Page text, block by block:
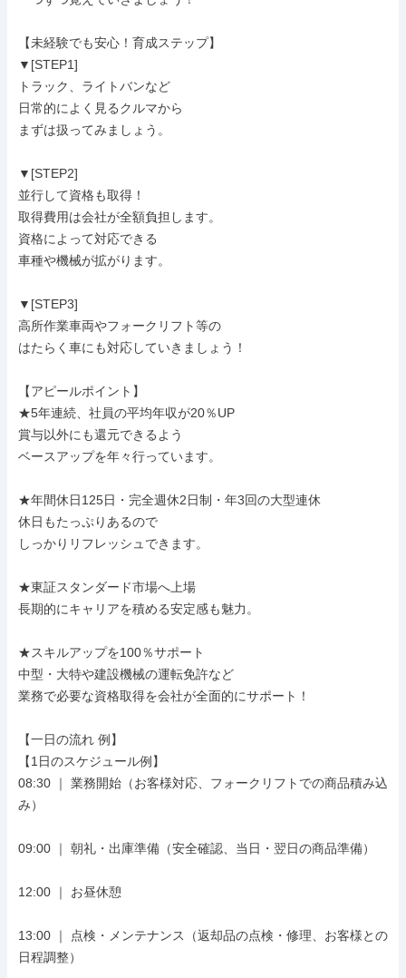
【未経験でも安心！育成ステップ】
▼[STEP1]
トラック、ライトバンなど
日常的によく見るクルマから
まずは扱ってみましょう。
▼[STEP2]
並行して資格も取得！
取得費用は会社が全額負担します。
資格によって対応できる
車種や機械が拡がります。
▼[STEP3]
高所作業車両やフォークリフト等の
はたらく車にも対応していきましょう！
【アピールポイント】
★5年連続、社員の平均年収が20％UP
賞与以外にも還元できるよう
ベースアップを年々行っています。
★年間休日125日・完全週休2日制・年3回の大型連休
休日もたっぷりあるので
しっかりリフレッシュできます。
★東証スタンダード市場へ上場
長期的にキャリアを積める安定感も魅力。
★スキルアップを100％サポート
中型・大特や建設機械の運転免許など
業務で必要な資格取得を会社が全面的にサポート！
【一日の流れ 例】
【1日のスケジュール例】
08:30 ｜ 業務開始（お客様対応、フォークリフトでの商品積み込
み）
09:00 ｜ 朝礼・出庫準備（安全確認、当日・翌日の商品準備）
12:00 ｜ お昼休憩
13:00 ｜ 点検・メンテナンス（返却品の点検・修理、お客様との
日程調整）